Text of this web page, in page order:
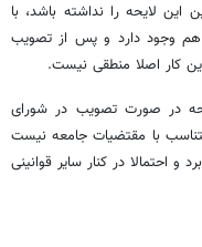
لایحه را نداشته باشد، با
هم وجود دارد و پس از تصویب
کار اصلا منطقی نیست.
در صورت تصویب در شورای
متناسب با مقتضیات جامعه نیست‌
در کنار سایر قوانینی